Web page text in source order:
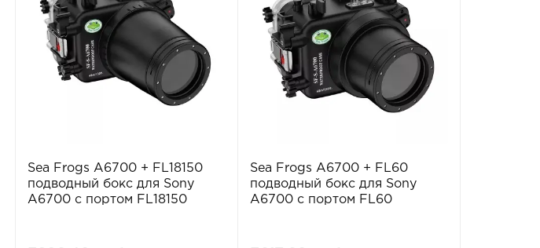
Sea Frogs A6700 + FL18150
подводный бокс для Sony
A6700 с портом FL18150
Sea Frogs A6700 + FL60
подводный бокс для Sony
A6700 с портом FL60